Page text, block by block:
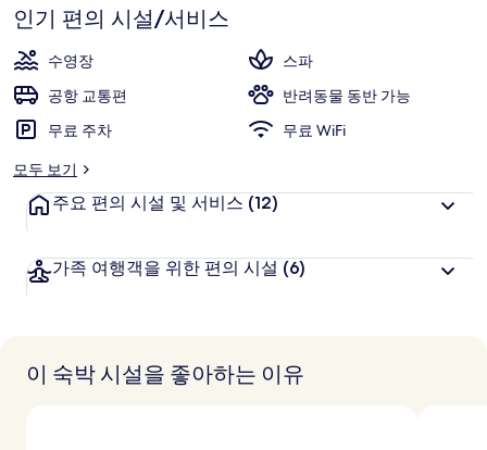
중
9.6
점,
객
추
점
인기 편의 시설/서비스
수영장
스파
공항 교통편
반려동물 동반 가능
무료 주차
무료 WiFi
모두 보기
주요 편의 시설 및 서비스 (12)
가족 여행객을 위한 편의 시설 (6)
이 숙박 시설을 좋아하는 이유